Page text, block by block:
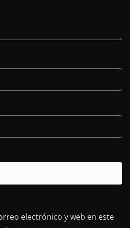
electrónico y web en este